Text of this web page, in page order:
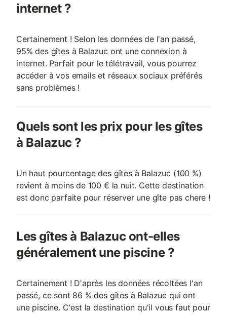
internet ?
Certainement ! Selon les données de l'an passé,
95% des gîtes à Balazuc ont une connexion à
internet. Parfait pour le télétravail, vous pourrez
accéder à vos emails et réseaux sociaux préférés
sans problèmes !
Quels sont les prix pour les gîtes
à Balazuc ?
Un haut pourcentage des gîtes à Balazuc (100 %)
revient à moins de 100 € la nuit. Cette destination
est donc parfaite pour réserver une gîte pas chere !
Les gîtes à Balazuc ont-elles
généralement une piscine ?
Certainement ! D'après les données récoltées l'an
passé, ce sont 86 % des gîtes à Balazuc qui ont
une piscine. C'est la destination qu'il vous faut pour